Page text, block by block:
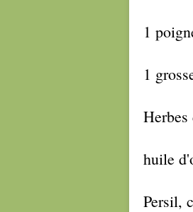
1
1
Herbes
huile
Persil,